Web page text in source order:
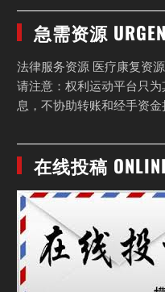
急需资源
法律服务资源 医疗康复资
请注意：权利运动平台只
息，不协助转账和经手资金
在线投稿